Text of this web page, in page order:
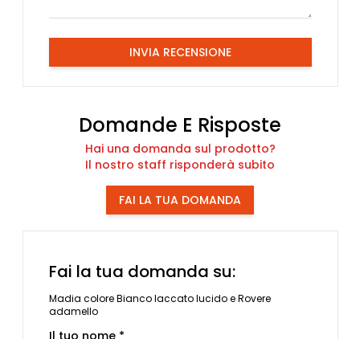
INVIA RECENSIONE
Domande E Risposte
Hai una domanda sul prodotto?
Il nostro staff risponderà subito
FAI LA TUA DOMANDA
Fai la tua domanda su:
Madia colore Bianco laccato lucido e Rovere
adamello